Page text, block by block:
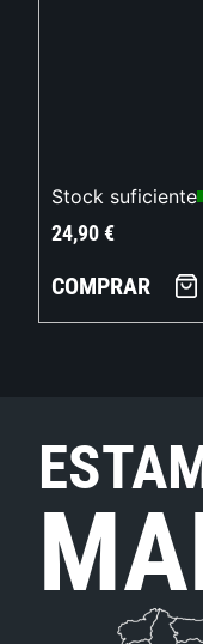
Stock suficiente
24,90€
COMPRAR